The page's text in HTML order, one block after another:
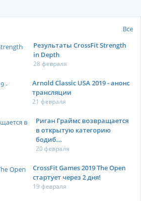
Все
Результаты CrossFit Strength
in Depth
28 февраля
Arnold Classic USA 2019 - анонс
трансляции
21 февраля
Риган Граймс возвращается
в открытую категорию
бодиб...
20 февраля
CrossFit Games 2019 The Open
стартует через 2 дня!
19 февраля